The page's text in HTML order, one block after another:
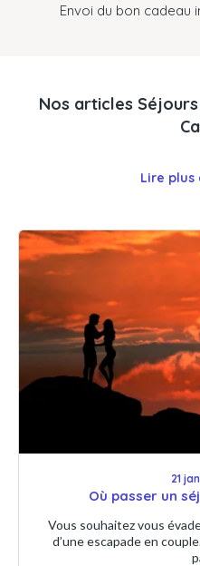
Envoi du bon cadeau
Nos articles
Lire plus
21
Où passer un
Vous souhaitez vous
d’une escapade en